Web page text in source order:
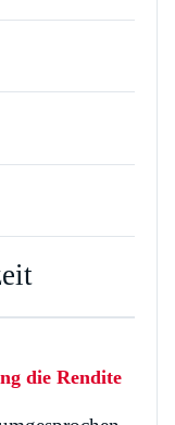
die Rendite